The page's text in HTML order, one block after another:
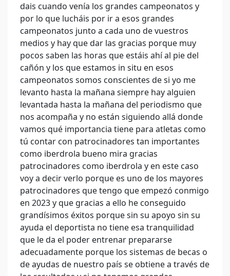
dais cuando venía los grandes campeonatos y
por lo que lucháis por ir a esos grandes
campeonatos junto a cada uno de vuestros
medios y hay que dar las gracias porque muy
pocos saben las horas que estáis ahí al pie del
cañón y los que estamos in situ en esos
campeonatos somos conscientes de si yo me
levanto hasta la mañana siempre hay alguien
levantada hasta la mañana del periodismo que
nos acompaña y no están siguiendo allá donde
vamos qué importancia tiene para atletas como
tú contar con patrocinadores tan importantes
como iberdrola bueno mira gracias
patrocinadores como iberdrola y en este caso
voy a decir verlo porque es uno de los mayores
patrocinadores que tengo que empezó conmigo
en 2023 y que gracias a ello he conseguido
grandísimos éxitos porque sin su apoyo sin su
ayuda el deportista no tiene esa tranquilidad
que le da el poder entrenar prepararse
adecuadamente porque los sistemas de becas o
de ayudas de nuestro país se obtiene a través de